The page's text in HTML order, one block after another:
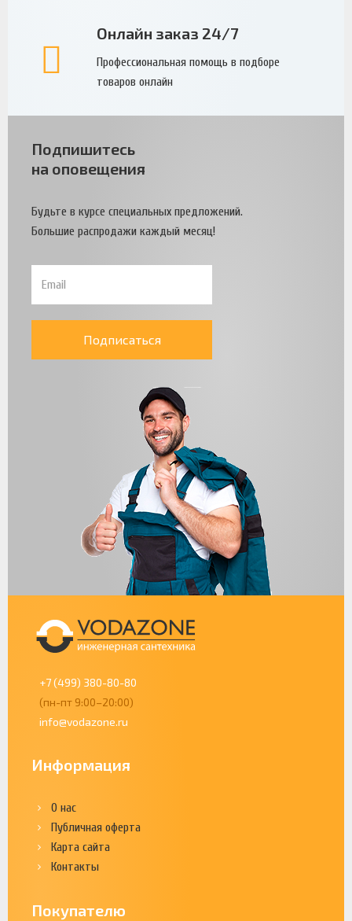
Онлайн заказ 24/7
Профессиональная помощь в подборе
товаров онлайн
Подпишитесь
на оповещения
Будьте в курсе специальных предложений.
Большие распродажи каждый месяц!
Подписаться
+7 (499) 380-80-80
(пн-пт 9:00–20:00)
info@vodazone.ru
Информация
О нас
Публичная оферта
Карта сайта
Контакты
Покупателю